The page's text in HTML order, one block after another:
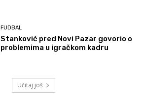
FUDBAL
Stanković pred Novi Pazar govorio o
problemima u igračkom kadru
Učitaj još